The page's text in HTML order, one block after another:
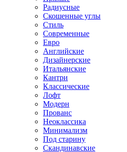
Радиусные
Скошенные углы
Стиль
Современные
Евро
Английские
Дизайнерские
Итальянские
Кантри
Классические
Лофт
Модерн
Прованс
Неоклассика
Минимализм
Под старину
Скандинавские